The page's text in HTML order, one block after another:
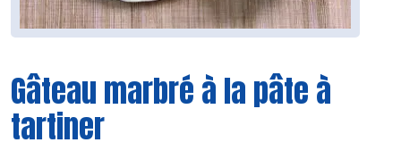
Gâteau marbré à la pâte à
tartiner